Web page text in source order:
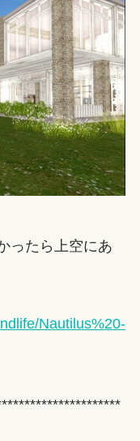
ったら上空にあ
Nautilus%20-